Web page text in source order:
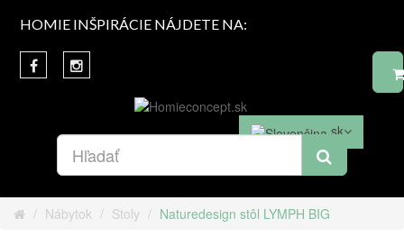
HOMIE INŠPIRÁCIE NÁJDETE NA:
sk
Nábytok Stoly Naturedesign stôl LYMPH BIG